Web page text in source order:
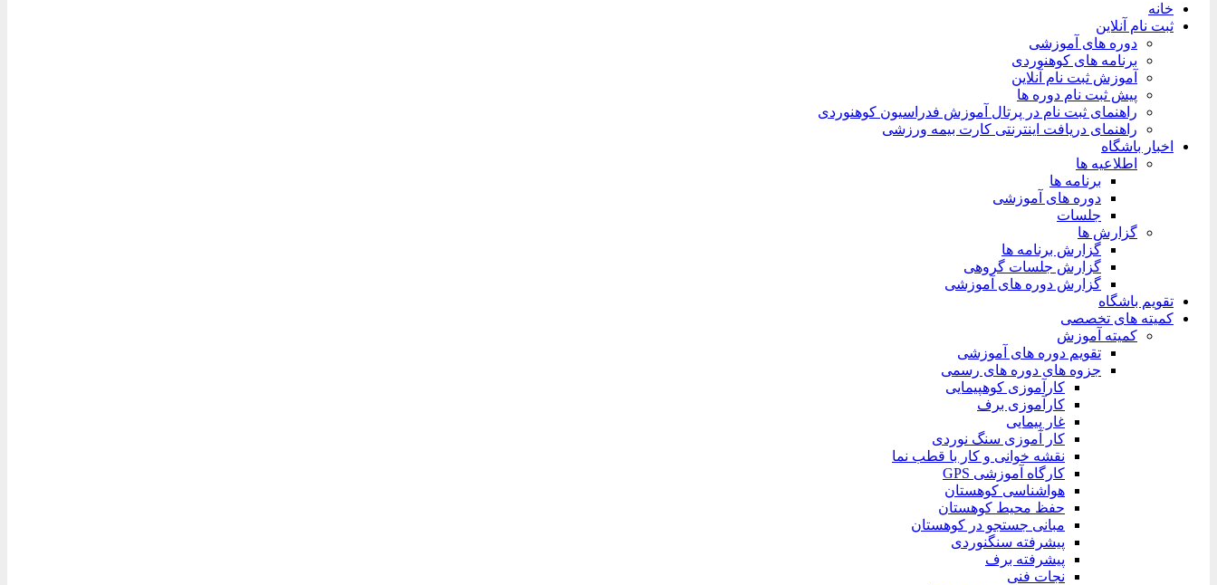
خانه
ثبت نام آنلاین
دوره های آموزشی
برنامه های کوهنوردی
آموزش ثبت نام آنلاین
پیش ثبت نام دوره ها
راهنمای ثبت نام در پرتال آموزش فدراسیون کوهنوردی
راهنمای دریافت اینترنتی کارت بیمه ورزشی
اخبار باشگاه
اطلاعیه ها
برنامه ها
دوره های آموزشی
جلسات
گزارش ها
گزارش برنامه ها
گزارش جلسات گروهی
گزارش دوره های آموزشی
تقویم باشگاه
کمیته های تخصصی
کمیته آموزش
تقویم دوره های آموزشی
جزوه های دوره های رسمی
کارآموزی کوهپیمایی
کارآموزی برف
غار پیمایی
کار آموزی سنگ نوردی
نقشه خوانی و کار با قطب نما
کارگاه آموزشی GPS
هواشناسی کوهستان
حفظ محیط کوهستان
مبانی جستجو در کوهستان
پیشرفته سنگنوردی
پیشرفته برف
نجات فنی